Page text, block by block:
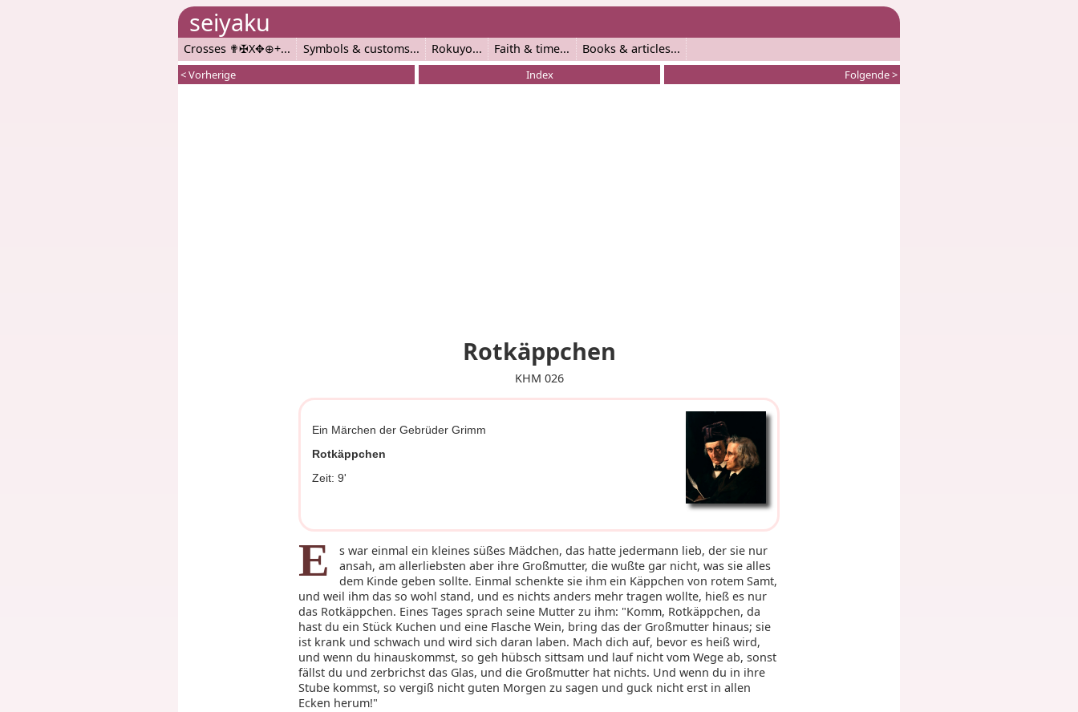
seiyaku
Crosses ✟✠X✥⊕+ Symbols & customs Rokuyo Faith & time Books & articles
< Vorherige Index Folgende >
Rotkäppchen
KHM 026
Ein Märchen der Gebrüder Grimm
Rotkäppchen
Zeit: 9'
E
s war einmal ein kleines süßes Mädchen, das hatte jedermann lieb, der sie nur
ansah, am allerliebsten aber ihre Großmutter, die wußte gar nicht, was sie alles
dem Kinde geben sollte. Einmal schenkte sie ihm ein Käppchen von rotem Samt,
und weil ihm das so wohl stand, und es nichts anders mehr tragen wollte, hieß es nur
das Rotkäppchen. Eines Tages sprach seine Mutter zu ihm: "Komm, Rotkäppchen, da
hast du ein Stück Kuchen und eine Flasche Wein, bring das der Großmutter hinaus; sie
ist krank und schwach und wird sich daran laben. Mach dich auf, bevor es heiß wird,
und wenn du hinauskommst, so geh hübsch sittsam und lauf nicht vom Wege ab, sonst
fällst du und zerbrichst das Glas, und die Großmutter hat nichts. Und wenn du in ihre
Stube kommst, so vergiß nicht guten Morgen zu sagen und guck nicht erst in allen
Ecken herum!"